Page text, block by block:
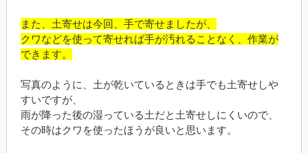
また、土寄せは今回、手で寄せましたが、
クワなどを使って寄せれば手が汚れることなく、作業が
できます。
写真のように、土が乾いているときは手でも土寄せしや
すいですが、
雨が降った後の湿っている土だと土寄せしにくいので、
その時はクワを使ったほうが良いと思います。